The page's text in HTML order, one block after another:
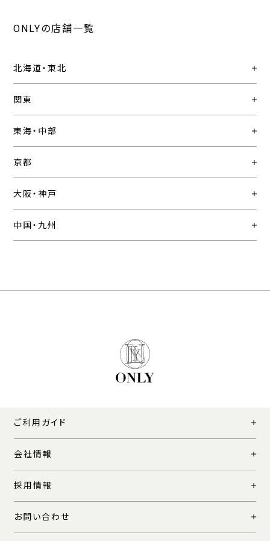
ONLYの店舗一覧
北海道・東北
関東
東海・中部
京都
大阪・神戸
中国・九州
ご利用ガイド
会社情報
採用情報
お問い合わせ